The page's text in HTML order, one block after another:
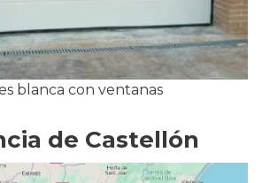
blanca con ventanas
de Castellón